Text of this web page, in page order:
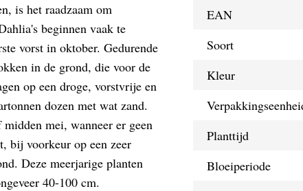
is het raadzaam om
beginnen vaak te
vorst in oktober. Gedurende
in de grond, die voor de
op een droge, vorstvrije en
dozen met wat zand.
mei, wanneer er geen
bij voorkeur op een zeer
Deze meerjarige planten
40-100 cm.
EAN
Soort
Kleur
Planttijd
Bloeiperiode